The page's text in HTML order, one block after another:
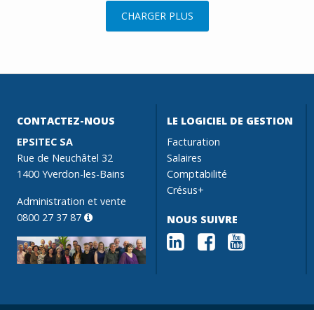
CHARGER PLUS
CONTACTEZ-NOUS
EPSITEC SA
Rue de Neuchâtel 32
1400 Yverdon-les-Bains
Administration et vente
0800 27 37 87
LE LOGICIEL DE GESTION
Facturation
Salaires
Comptabilité
Crésus+
NOUS SUIVRE